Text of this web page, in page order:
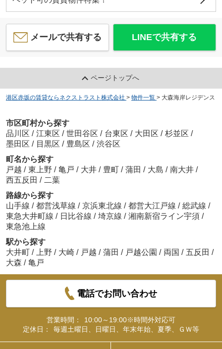
メールで共有する LINEで共有する
ページトップへ
港区赤坂の賃貸ならネクストラスト株式会社 > 物件一覧 > 大森海岸レジデンス
市区町村から探す
品川区 / 江東区 / 世田谷区 / 台東区 / 大田区 / 杉並区 /
墨田区 / 目黒区 / 豊島区 / 渋谷区
町名から探す
戸越 / 東上野 / 亀戸 / 大井 / 豊町 / 蒲田 / 大島 / 南大井 /
西五反田 / 二葉
路線から探す
山手線 / 都営浅草線 / 京浜東北線 / 都営大江戸線 / 総武線 /
東急大井町線 / 日比谷線 / 埼京線 / 湘南新宿ライン宇須 /
東急池上線
駅から探す
大井町 / 上野 / 大崎 / 戸越 / 蒲田 / 戸越公園 / 両国 / 五反田 /
大森 / 亀戸
電話でお問い合わせ
営業時間：
10:00～19:00※時間外対応可
定休日：
毎週土曜日、日曜日、年末年始、夏季、ＧＷ等